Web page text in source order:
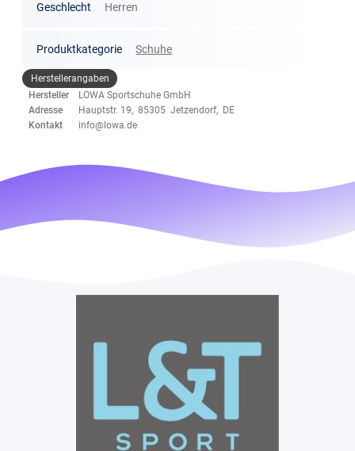
Geschlecht Herren
Produktkategorie Schuhe
Herstellerangaben
Hersteller
LOWA Sportschuhe GmbH
Adresse
Hauptstr. 19, 85305 Jetzendorf, DE
Kontakt
info@lowa.de